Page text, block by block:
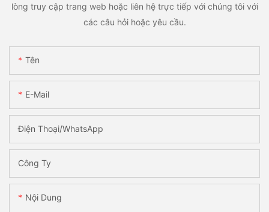
lòng truy cập trang web hoặc liên hệ trực tiếp với chúng tôi với
các câu hỏi hoặc yêu cầu.
Tên
E-Mail
Điện Thoại/WhatsApp
Công Ty
Nội Dung